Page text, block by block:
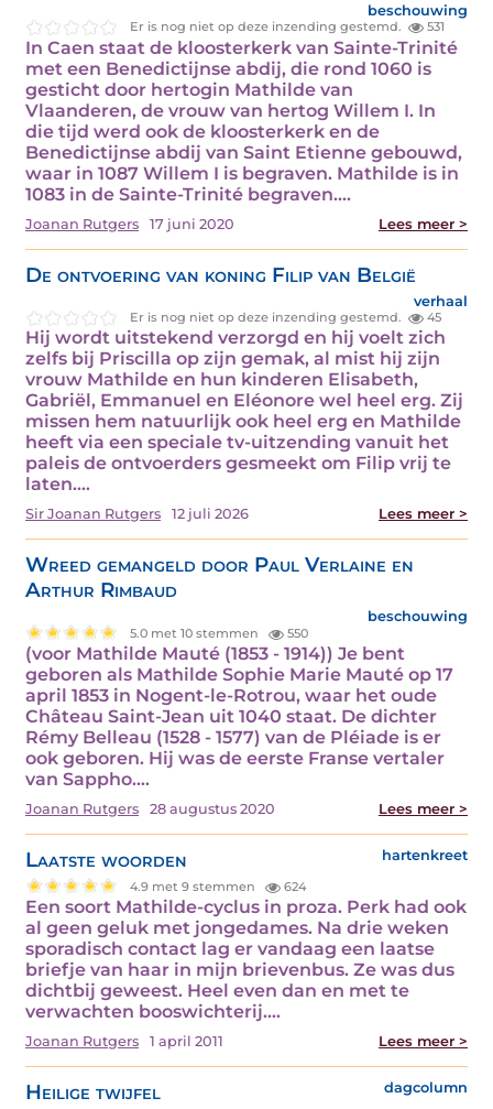
beschouwing
Er is nog niet op deze inzending gestemd. 531
In Caen staat de kloosterkerk van Sainte-Trinité
met een Benedictijnse abdij, die rond 1060 is
gesticht door hertogin Mathilde van
Vlaanderen, de vrouw van hertog Willem I. In
die tijd werd ook de kloosterkerk en de
Benedictijnse abdij van Saint Etienne gebouwd,
waar in 1087 Willem I is begraven. Mathilde is in
1083 in de Sainte-Trinité begraven.…
Joanan Rutgers 17 juni 2020 Lees meer >
De ontvoering van koning Filip van België
verhaal
Er is nog niet op deze inzending gestemd. 45
Hij wordt uitstekend verzorgd en hij voelt zich
zelfs bij Priscilla op zijn gemak, al mist hij zijn
vrouw Mathilde en hun kinderen Elisabeth,
Gabriël, Emmanuel en Eléonore wel heel erg. Zij
missen hem natuurlijk ook heel erg en Mathilde
heeft via een speciale tv-uitzending vanuit het
paleis de ontvoerders gesmeekt om Filip vrij te
laten.…
Sir Joanan Rutgers 12 juli 2026 Lees meer >
Wreed gemangeld door Paul Verlaine en
Arthur Rimbaud
beschouwing
5.0 met 10 stemmen 550
(voor Mathilde Mauté (1853 - 1914)) Je bent
geboren als Mathilde Sophie Marie Mauté op 17
april 1853 in Nogent-le-Rotrou, waar het oude
Château Saint-Jean uit 1040 staat. De dichter
Rémy Belleau (1528 - 1577) van de Pléiade is er
ook geboren. Hij was de eerste Franse vertaler
van Sappho.…
Joanan Rutgers 28 augustus 2020 Lees meer >
Laatste woorden hartenkreet
4.9 met 9 stemmen 624
Een soort Mathilde-cyclus in proza. Perk had ook
al geen geluk met jongedames. Na drie weken
sporadisch contact lag er vandaag een laatse
briefje van haar in mijn brievenbus. Ze was dus
dichtbij geweest. Heel even dan en met te
verwachten booswichterij.…
Joanan Rutgers 1 april 2011 Lees meer >
Heilige twijfel dagcolumn